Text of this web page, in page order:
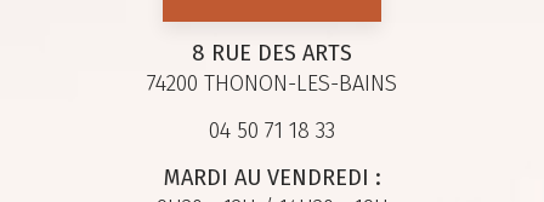
8 RUE DES ARTS
74200 THONON-LES-BAINS
04 50 71 18 33
MARDI AU VENDREDI :